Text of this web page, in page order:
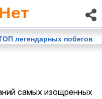
легендарных побегов
самых изощренных